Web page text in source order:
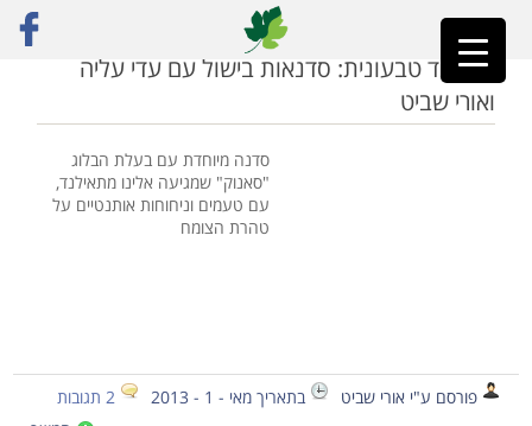
ראשי»סדנת בישול תאילנדית
תאילנד טבעונית: סדנאות בישול עם עדי עליה
ואורי שביט
סדנה מיוחדת עם בעלת הבלוג
"סאנוק" שמגיעה אלינו מתאילנד,
עם טעמים וניחוחות אותנטיים על
טהרת הצומח
פורסם ע"י אורי שביט בתאריך מאי - 1 - 2013
2 תגובות